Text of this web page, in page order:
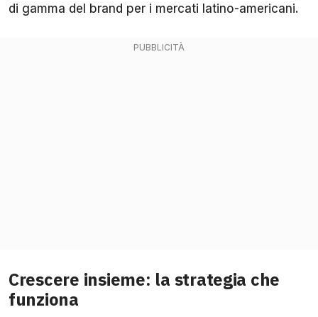
di gamma del brand per i mercati latino-americani.
Crescere insieme: la strategia che
funziona